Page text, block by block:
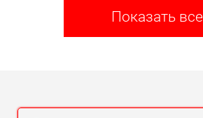
Показать все